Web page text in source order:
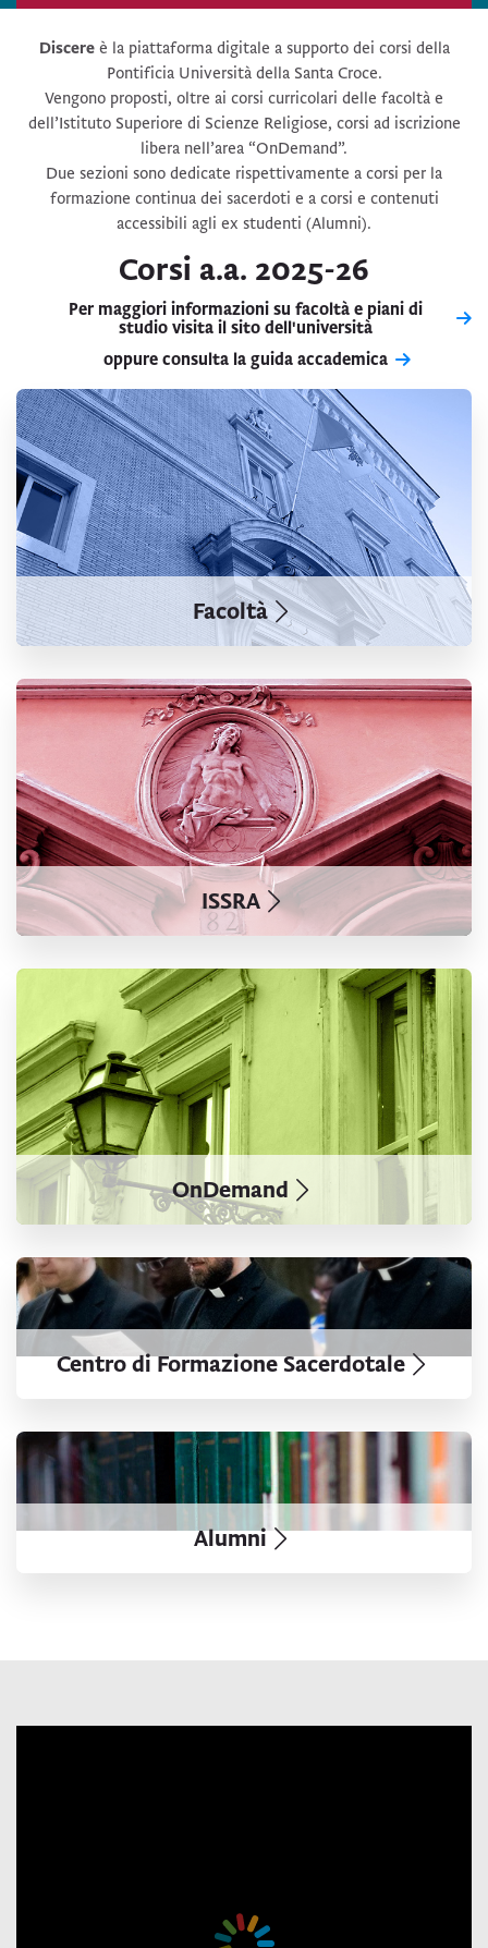
Discereè la piattaforma digitale a supporto dei corsi della
Pontificia Università della Santa Croce.
Vengono proposti, oltre ai corsi curricolari delle facoltà e
dell’Istituto Superiore di Scienze Religiose, corsi ad iscrizione
libera nell’area “OnDemand”.
Due sezioni sono dedicate rispettivamente a corsi per la
formazione continua dei sacerdoti e a corsi e contenuti
accessibili agli ex studenti (Alumni).
Corsi a.a. 2025-26
Per maggiori informazioni su facoltà e piani di
studio visita il sito dell'università
oppure consulta la guida accademica
Facoltà
Facoltà
ISSRA
ISSRA
OnDemand
OnDemand
Centro di Formazione Sacerdotale
Centro di Formazione Sacerdotale
Alumni
Alumni